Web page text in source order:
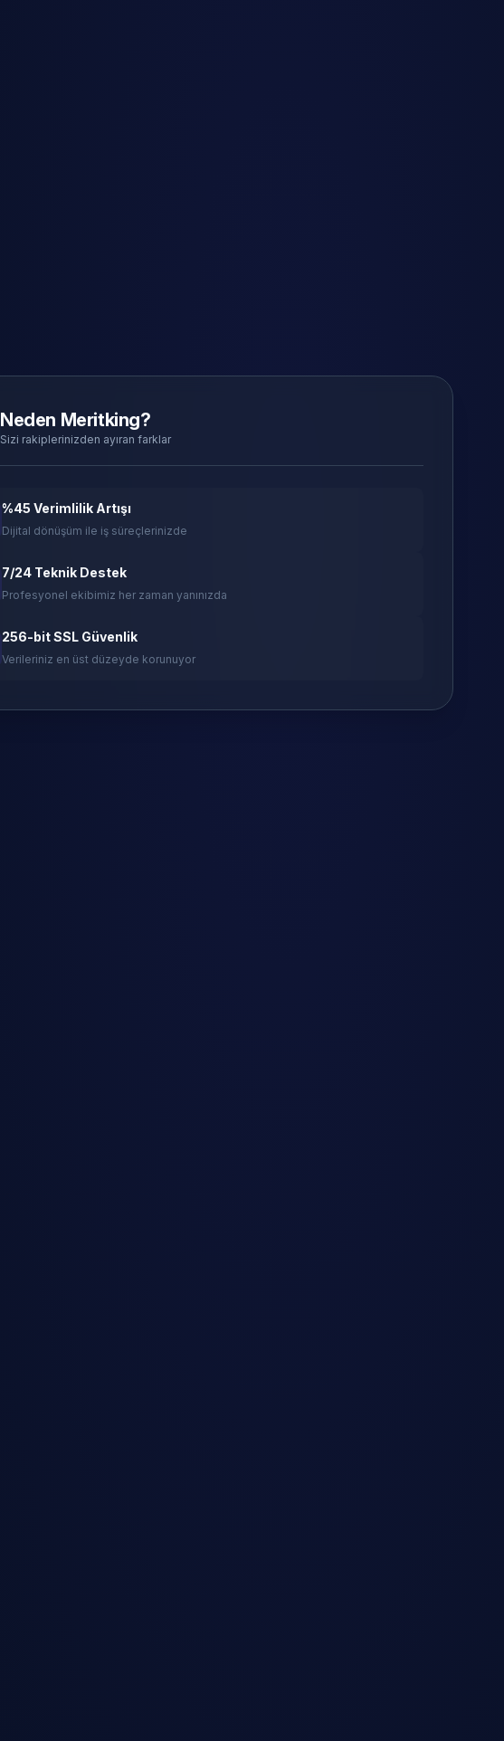
Neden Meritking?
Sizi rakiplerinizden ayıran farklar
%45 Verimlilik Artışı
Dijital dönüşüm ile iş süreçlerinizde
7/24 Teknik Destek
Profesyonel ekibimiz her zaman yanınızda
256-bit SSL Güvenlik
Verileriniz en üst düzeyde korunuyor